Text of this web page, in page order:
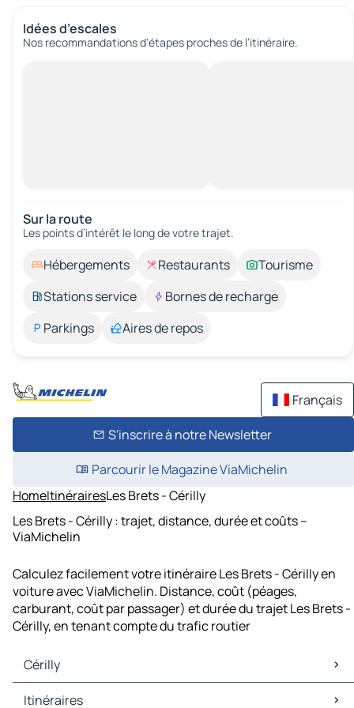
Idées d’escales
Nos recommandations d'étapes proches de l’itinéraire.
Sur la route
Les points d’intérêt le long de votre trajet.
Hébergements Restaurants
Tourisme
Stations service
Bornes de recharge
Parkings
Aires de repos
Français
S'inscrire à notre Newsletter
Parcourir le Magazine ViaMichelin
HomeItinérairesLes Brets - Cérilly
Les Brets - Cérilly : trajet, distance, durée et coûts –
ViaMichelin
Calculez facilement votre itinéraire Les Brets - Cérilly en
voiture avec ViaMichelin. Distance, coût (péages,
carburant, coût par passager) et durée du trajet Les Brets -
Cérilly, en tenant compte du trafic routier
Cérilly
Cérilly Cartes et plans
Itinéraires